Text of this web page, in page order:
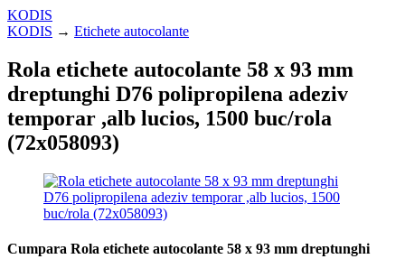
KODIS
KODIS → Etichete autocolante
Rola etichete autocolante 58 x 93 mm
dreptunghi D76 polipropilena adeziv
temporar ,alb lucios, 1500 buc/rola
(72x058093)
Cumpara Rola etichete autocolante 58 x 93 mm dreptunghi